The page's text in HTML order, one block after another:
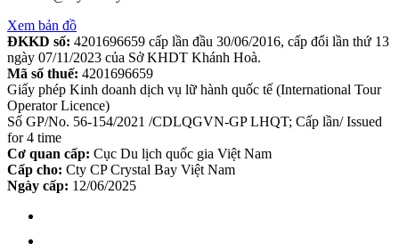
Xem bản đồ
ĐKKD số: 4201696659 cấp lần đầu 30/06/2016, cấp đổi lần thứ 13
ngày 07/11/2023 của Sở KHDT Khánh Hoà.
Mã số thuế: 4201696659
Giấy phép Kinh doanh dịch vụ lữ hành quốc tế (International Tour
Operator Licence)
Số GP/No. 56-154/2021 /CDLQGVN-GP LHQT; Cấp lần/ Issued
for 4 time
Cơ quan cấp: Cục Du lịch quốc gia Việt Nam
Cấp cho: Cty CP Crystal Bay Việt Nam
Ngày cấp: 12/06/2025